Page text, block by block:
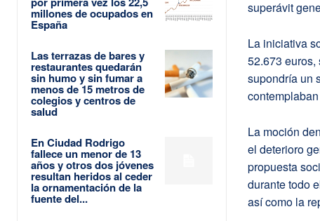
millones de ocupados en
España
Las terrazas de bares y
restaurantes quedarán
sin humo y sin fumar a
menos de 15 metros de
colegios y centros de
salud
En Ciudad Rodrigo
fallece un menor de 13
años y otros dos jóvenes
resultan heridos al ceder
la ornamentación de la
fuente del...
superávit
La iniciativa
52.673
supondría un
La moción
el deterioro
propuesta
durante todo
así como la